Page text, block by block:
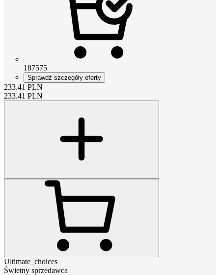
187575
Sprawdź szczegóły oferty
233.41 PLN
233.41 PLN
Ultimate_choices
Świetny sprzedawca